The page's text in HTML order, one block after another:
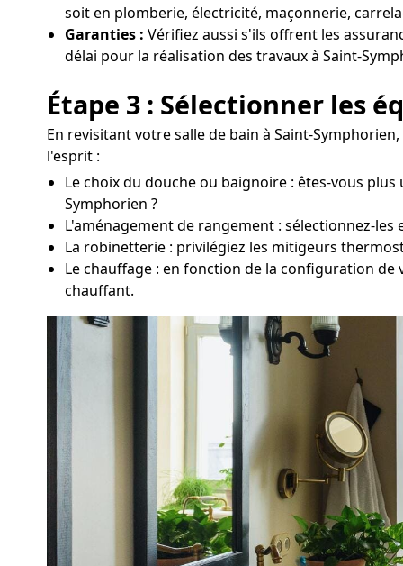
soit en plomberie, électricité, maçonnerie,
Garanties : Vérifiez aussi s'ils offrent les
délai pour la réalisation des travaux à Saint-
Étape 3 : Sélectionner les
En revisitant votre salle de bain à Saint-
l'esprit :
Le choix du douche ou baignoire : êtes-vous
Symphorien ?
L'aménagement de rangement : sélectionnez-
La robinetterie : privilégiez les mitigeurs
Le chauffage : en fonction de la configuration
chauffant.